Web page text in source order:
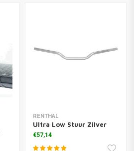
RENTHAL
Ultra Low Stuur Zilver
€57,14